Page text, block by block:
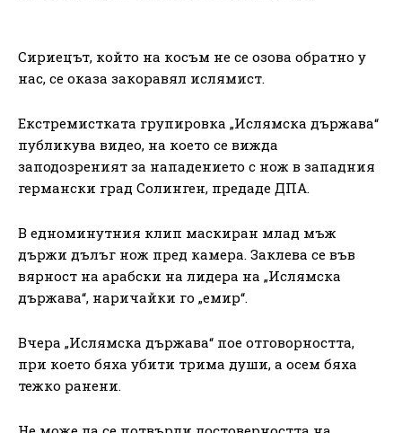
Сириецът, който на косъм не се озова обратно у
нас, се оказа закоравял ислямист.
Екстремистката групировка „Ислямска държава“
публикува видео, на което се вижда
заподозреният за нападението с нож в западния
германски град Солинген, предаде ДПА.
В едноминутния клип маскиран млад мъж
държи дълъг нож пред камера. Заклева се във
вярност на арабски на лидера на „Ислямска
държава“, наричайки го „емир“.
Вчера „Ислямска държава“ пое отговорността,
при което бяха убити трима души, а осем бяха
тежко ранени.